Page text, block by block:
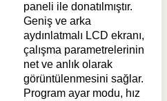
paneli ile donatılmıştır.
Geniş ve arka
aydınlatmalı LCD ekranı,
çalışma parametrelerinin
net ve anlık olarak
görüntülenmesini sağlar.
Program ayar modu, hız